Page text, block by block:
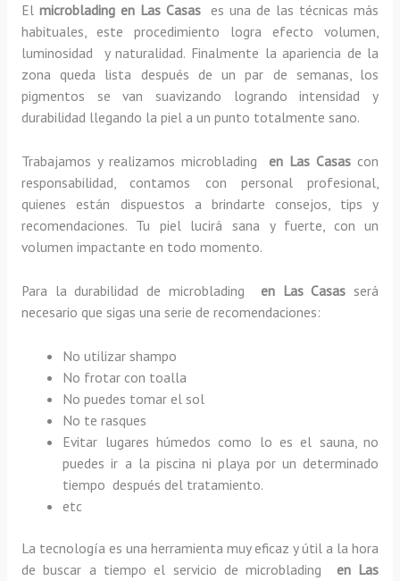
El microblading en Las Casas es una de las técnicas más
habituales, este procedimiento logra efecto volumen,
luminosidad y naturalidad. Finalmente la apariencia de la
zona queda lista después de un par de semanas, los
pigmentos se van suavizando logrando intensidad y
durabilidad llegando la piel a un punto totalmente sano.
Trabajamos y realizamos microblading en Las Casas con
responsabilidad, contamos con personal profesional,
quienes están dispuestos a brindarte consejos, tips y
recomendaciones. Tu piel lucirá sana y fuerte, con un
volumen impactante en todo momento.
Para la durabilidad de microblading en Las Casas será
necesario que sigas una serie de recomendaciones:
No utilizar shampo
No frotar con toalla
No puedes tomar el sol
No te rasques
Evitar lugares húmedos como lo es el sauna, no
puedes ir a la piscina ni playa por un determinado
tiempo después del tratamiento.
etc
La tecnología es una herramienta muy eficaz y útil a la hora
de buscar a tiempo el servicio de microblading en Las